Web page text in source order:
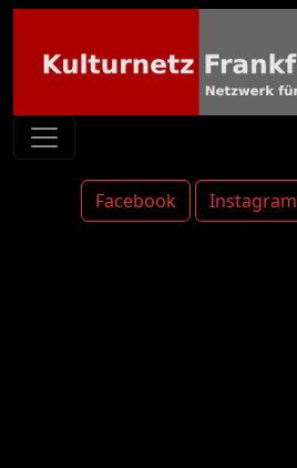
Facebook Instagram